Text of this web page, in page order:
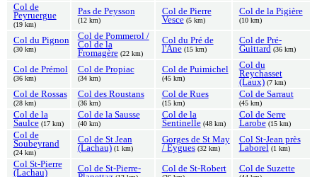
Col de
Peyruergue
(19 km)
Pas de Peysson
(12 km)
Col de Pierre
Vesce (5 km)
Col de la Pigière
(10 km)
Col du Pignon
(30 km)
Col de Pommerol /
Col de la
Fromagère (22 km)
Col du Pré de
l'Ane (15 km)
Col de Pré-
Guittard (36 km)
Col de Prémol
(36 km)
Col de Propiac
(34 km)
Col de Puimichel
(45 km)
Col du
Reychasset
(Laux) (7 km)
Col de Rossas
(28 km)
Col des Roustans
(36 km)
Col de Rues
(15 km)
Col de Sarraut
(45 km)
Col de la
Saulce (17 km)
Col de la Sausse
(40 km)
Col de la
Sentinelle (48 km)
Col de Serre
Larobe (15 km)
Col de
Soubeyrand
(24 km)
Col de St Jean
(Lachau) (1 km)
Gorges de St May
/ Eygues (32 km)
Col St-Jean près
Laborel (1 km)
Col St-Pierre
(Lachau)
Col de St-Pierre-
Col de St-Robert Col de Suzette